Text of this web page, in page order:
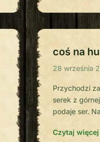
coś na
28 września
Przychodzi
serek z
podaje ser.
Historia
Czytaj